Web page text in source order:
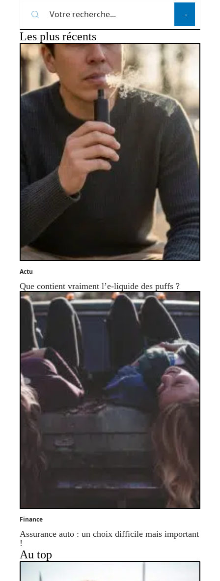
Les plus récents
Actu
Que contient vraiment l’e-liquide des puffs ?
Finance
Assurance auto : un choix difficile mais important
!
Au top